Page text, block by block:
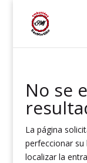
No se
La página
perfeccionar su
localizar la